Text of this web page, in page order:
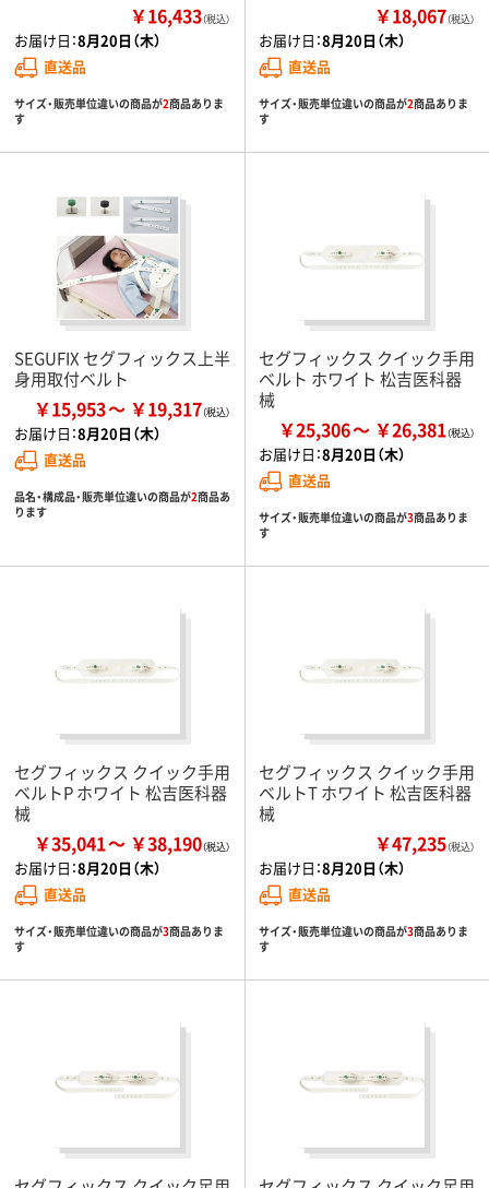
￥16,433（税込）
お届け日：8月20日（木）
直送品
サイズ・販売単位違いの商品が2商品ありま
す
￥18,067（税込）
お届け日：8月20日（木）
直送品
サイズ・販売単位違いの商品が2商品ありま
す
SEGUFIX セグフィックス上半
身用取付ベルト
￥15,953 ￥19,317
お届け日：8月20日（木）
直送品
品名・構成品・販売単位違いの商品が2商品あ
ります
セグフィックス クイック手用
ベルト ホワイト 松吉医科器
械
￥25,306 ￥26,381
お届け日：8月20日（木）
直送品
サイズ・販売単位違いの商品が3商品ありま
す
セグフィックス クイック手用
ベルトP ホワイト 松吉医科器
械
￥35,041 ￥38,190
お届け日：8月20日（木）
直送品
サイズ・販売単位違いの商品が3商品ありま
す
セグフィックス クイック手用
ベルトT ホワイト 松吉医科器
械
￥47,235（税込）
お届け日：8月20日（木）
直送品
サイズ・販売単位違いの商品が3商品ありま
す